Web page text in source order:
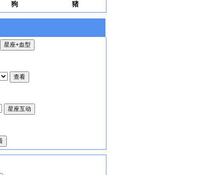
狗 猪